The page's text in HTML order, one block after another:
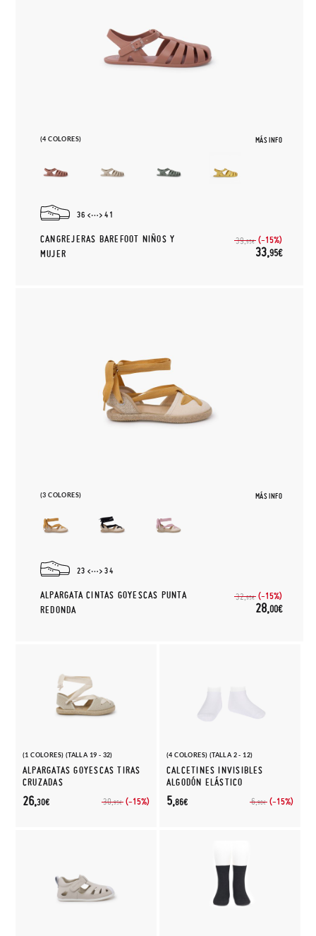
(4 COLORES) MÁS INFO
36 41
CANGREJERAS BAREFOOT NIÑOS Y
MUJER
39,95€ (-15%)
33,95€
(3 COLORES) MÁS INFO
23 34
ALPARGATA CINTAS GOYESCAS PUNTA
REDONDA
32,95€ (-15%)
28,00€
(1 COLORES) (TALLA 19 - 32)
ALPARGATAS GOYESCAS TIRAS
CRUZADAS
30,95€ (-15%)
26,30€
(4 COLORES) (TALLA 2 - 12)
CALCETINES INVISIBLES
ALGODÓN ELÁSTICO
6,90€ (-15%)
5,86€